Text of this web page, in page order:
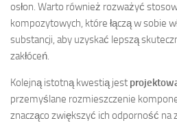
osłon. Warto również rozważyć
kompozytowych, które łączą w sobie
substancji, aby uzyskać lepszą
zakłóceń.
Kolejną istotną kwestią jest
przemyślane rozmieszczenie
znacząco zwiększyć ich odporność na